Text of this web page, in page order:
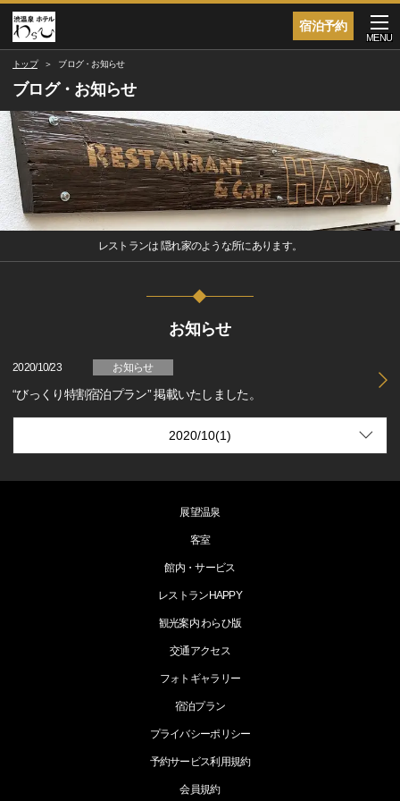
宿泊予約
MENU
トップ ブログ・お知らせ
ブログ・お知らせ
レストランは 隠れ家のような所にあります。
お知らせ
2020/10/23 お知らせ
“びっくり特割宿泊プラン” 掲載いたしました。
展望温泉
客室
館内・サービス
レストランHAPPY
観光案内 わらひ版
交通アクセス
フォトギャラリー
宿泊プラン
プライバシーポリシー
予約サービス利用規約
会員規約